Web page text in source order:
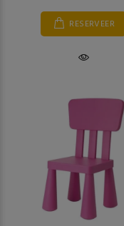
RESERVEER